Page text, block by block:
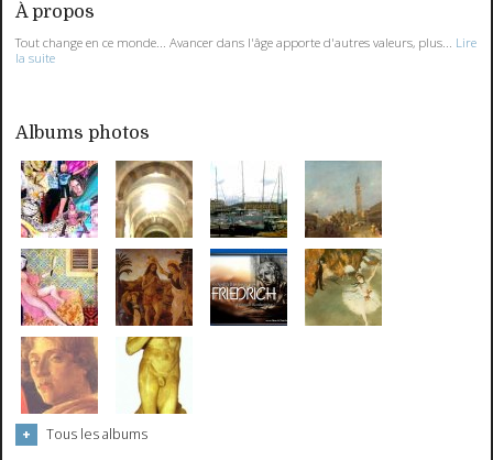
À propos
Tout change en ce monde... Avancer dans l'âge apporte d'autres valeurs, plus...
Lire
la suite
Albums photos
Tous les albums